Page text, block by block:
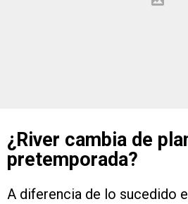
¿River cambia de
pretemporada?
A diferencia de lo sucedido